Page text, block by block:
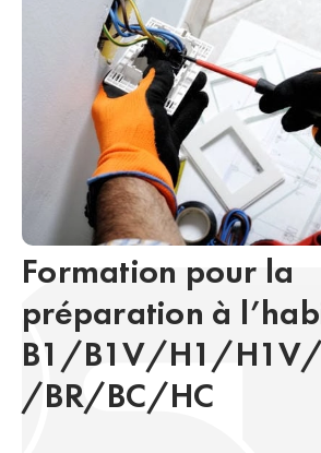
Formation pour la
préparation à
B1/B1V/H1/
/BR/BC/HC